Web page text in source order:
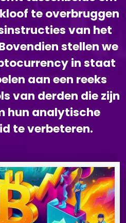
te overbruggen
van het
stellen we
in staat
aan een reeks
van derden die zijn
hun analytische
te verbeteren.